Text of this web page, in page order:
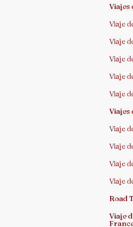
Viajes
Viaje
Viaje
Viaje
Viaje
Viaje
Viajes
Viaje
Viaje
Viaje
Viaje
Road
Viaje